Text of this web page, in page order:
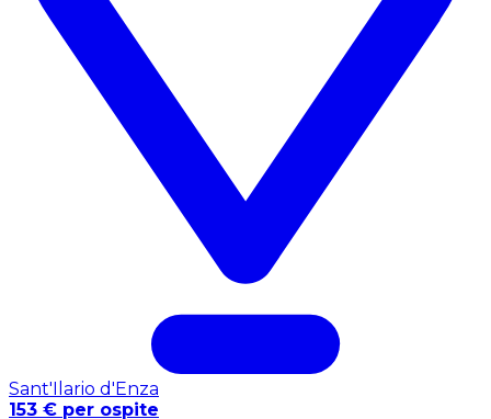
Sant'Ilario d'Enza
153 € per ospite